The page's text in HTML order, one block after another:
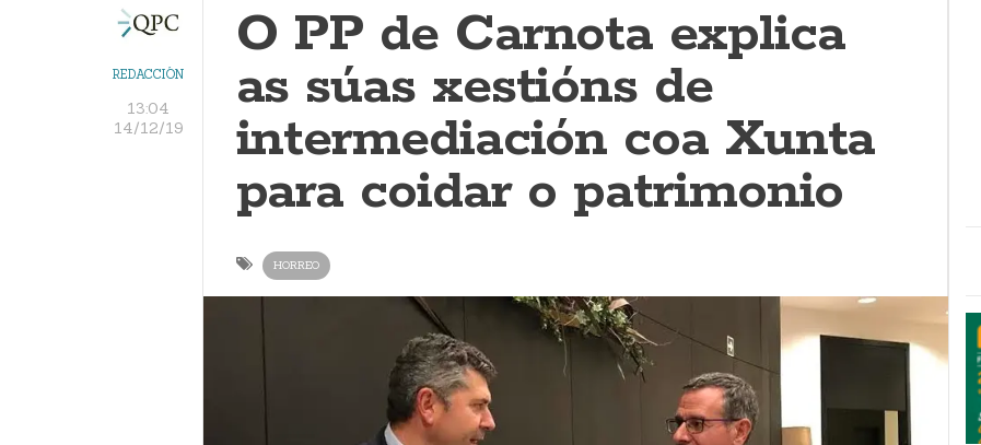
REDACCIÓN
13:04
14/12/19
O PP de Carnota explica
as súas xestións de
intermediación coa Xunta
para coidar o patrimonio
HORREO